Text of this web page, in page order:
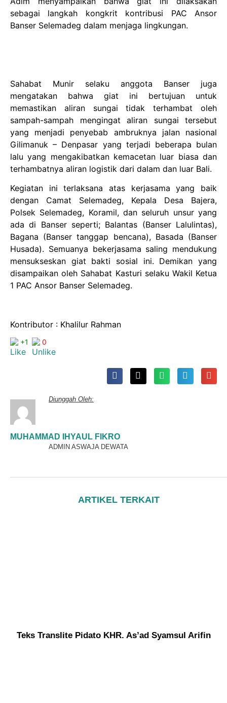
sebagai langkah kongkrit kontribusi PAC Ansor
Banser Selemadeg dalam menjaga lingkungan.
Sahabat Munir selaku anggota Banser juga
mengatakan bahwa giat ini bertujuan untuk
memastikan aliran sungai tidak terhambat oleh
sampah-sampah mengingat aliran sungai tersebut
yang menjadi penyebab ambruknya jalan nasional
Gilimanuk – Denpasar yang terjadi beberapa bulan
lalu yang mengakibatkan kemacetan luar biasa dan
terhambatnya aliran logistik dari dalam dan luar Bali.
Kegiatan ini terlaksana atas kerjasama yang baik
dengan Camat Selemadeg, Kepala Desa Bajera,
Polsek Selemadeg, Koramil, dan seluruh unsur yang
ada di Banser seperti; Balantas (Banser Lalulintas),
Bagana (Banser tanggap bencana), Basada (Banser
Husada). Semuanya bekerjasama saling mendukung
mensukseskan giat bakti sosial ini. Demikan yang
disampaikan oleh Sahabat Kasturi selaku Wakil Ketua
1 PAC Ansor Banser Selemadeg.
Kontributor : Khalilur Rahman
+1 0
Diunggah Oleh:
MUHAMMAD IHYAUL FIKRO
ADMIN ASWAJA DEWATA
ARTIKEL TERKAIT
Teks Translite Pidato KHR. As’ad Syamsul Arifin